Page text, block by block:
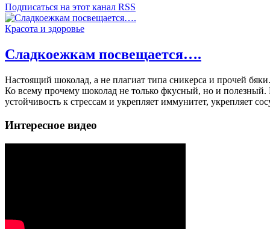
Подписаться на этот канал RSS
Красота и здоровье
Сладкоежкам посвещается….
Настоящий шоколад, а не плагиат типа сникерса и прочей
Ко всему прочему шоколад не только фкусный, но и
устойчивость к стрессам и укрепляет иммунитет, укрепляет
Интересное видео